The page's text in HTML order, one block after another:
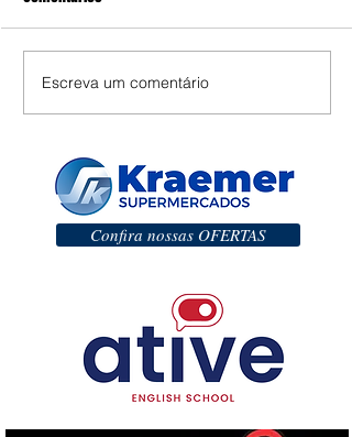
Escreva um comentário
Confira nossas OFERTAS